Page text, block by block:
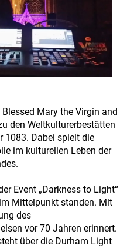
Mary the Virgin and
den Weltkulturerbestätten
1083. Dabei spielt die
im kulturellen Leben der
Event „Darkness to Light“
Mittelpunkt standen. Mit
des
vor 70 Jahren erinnert.
über die Durham Light